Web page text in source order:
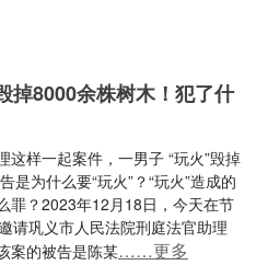
掉8000余株树木！犯了什
这样一起案件，一男子 “玩火”毁掉
是为什么要“玩火”？“玩火”造成的
罪？2023年12月18日，今天在节
请巩义市人民法院刑庭法官助理
案的被告是陈某……更多